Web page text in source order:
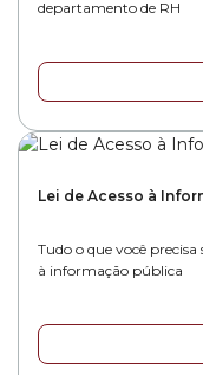
departamento de RH
Lei de Acesso à
Tudo o que você precisa
à informação pública